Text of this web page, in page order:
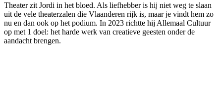
Theater zit Jordi in het bloed. Als liefhebber is hij niet weg te slaan
uit de vele theaterzalen die Vlaanderen rijk is, maar je vindt hem zo
nu en dan ook op het podium. In 2023 richtte hij Allemaal Cultuur
op met 1 doel: het harde werk van creatieve geesten onder de
aandacht brengen.